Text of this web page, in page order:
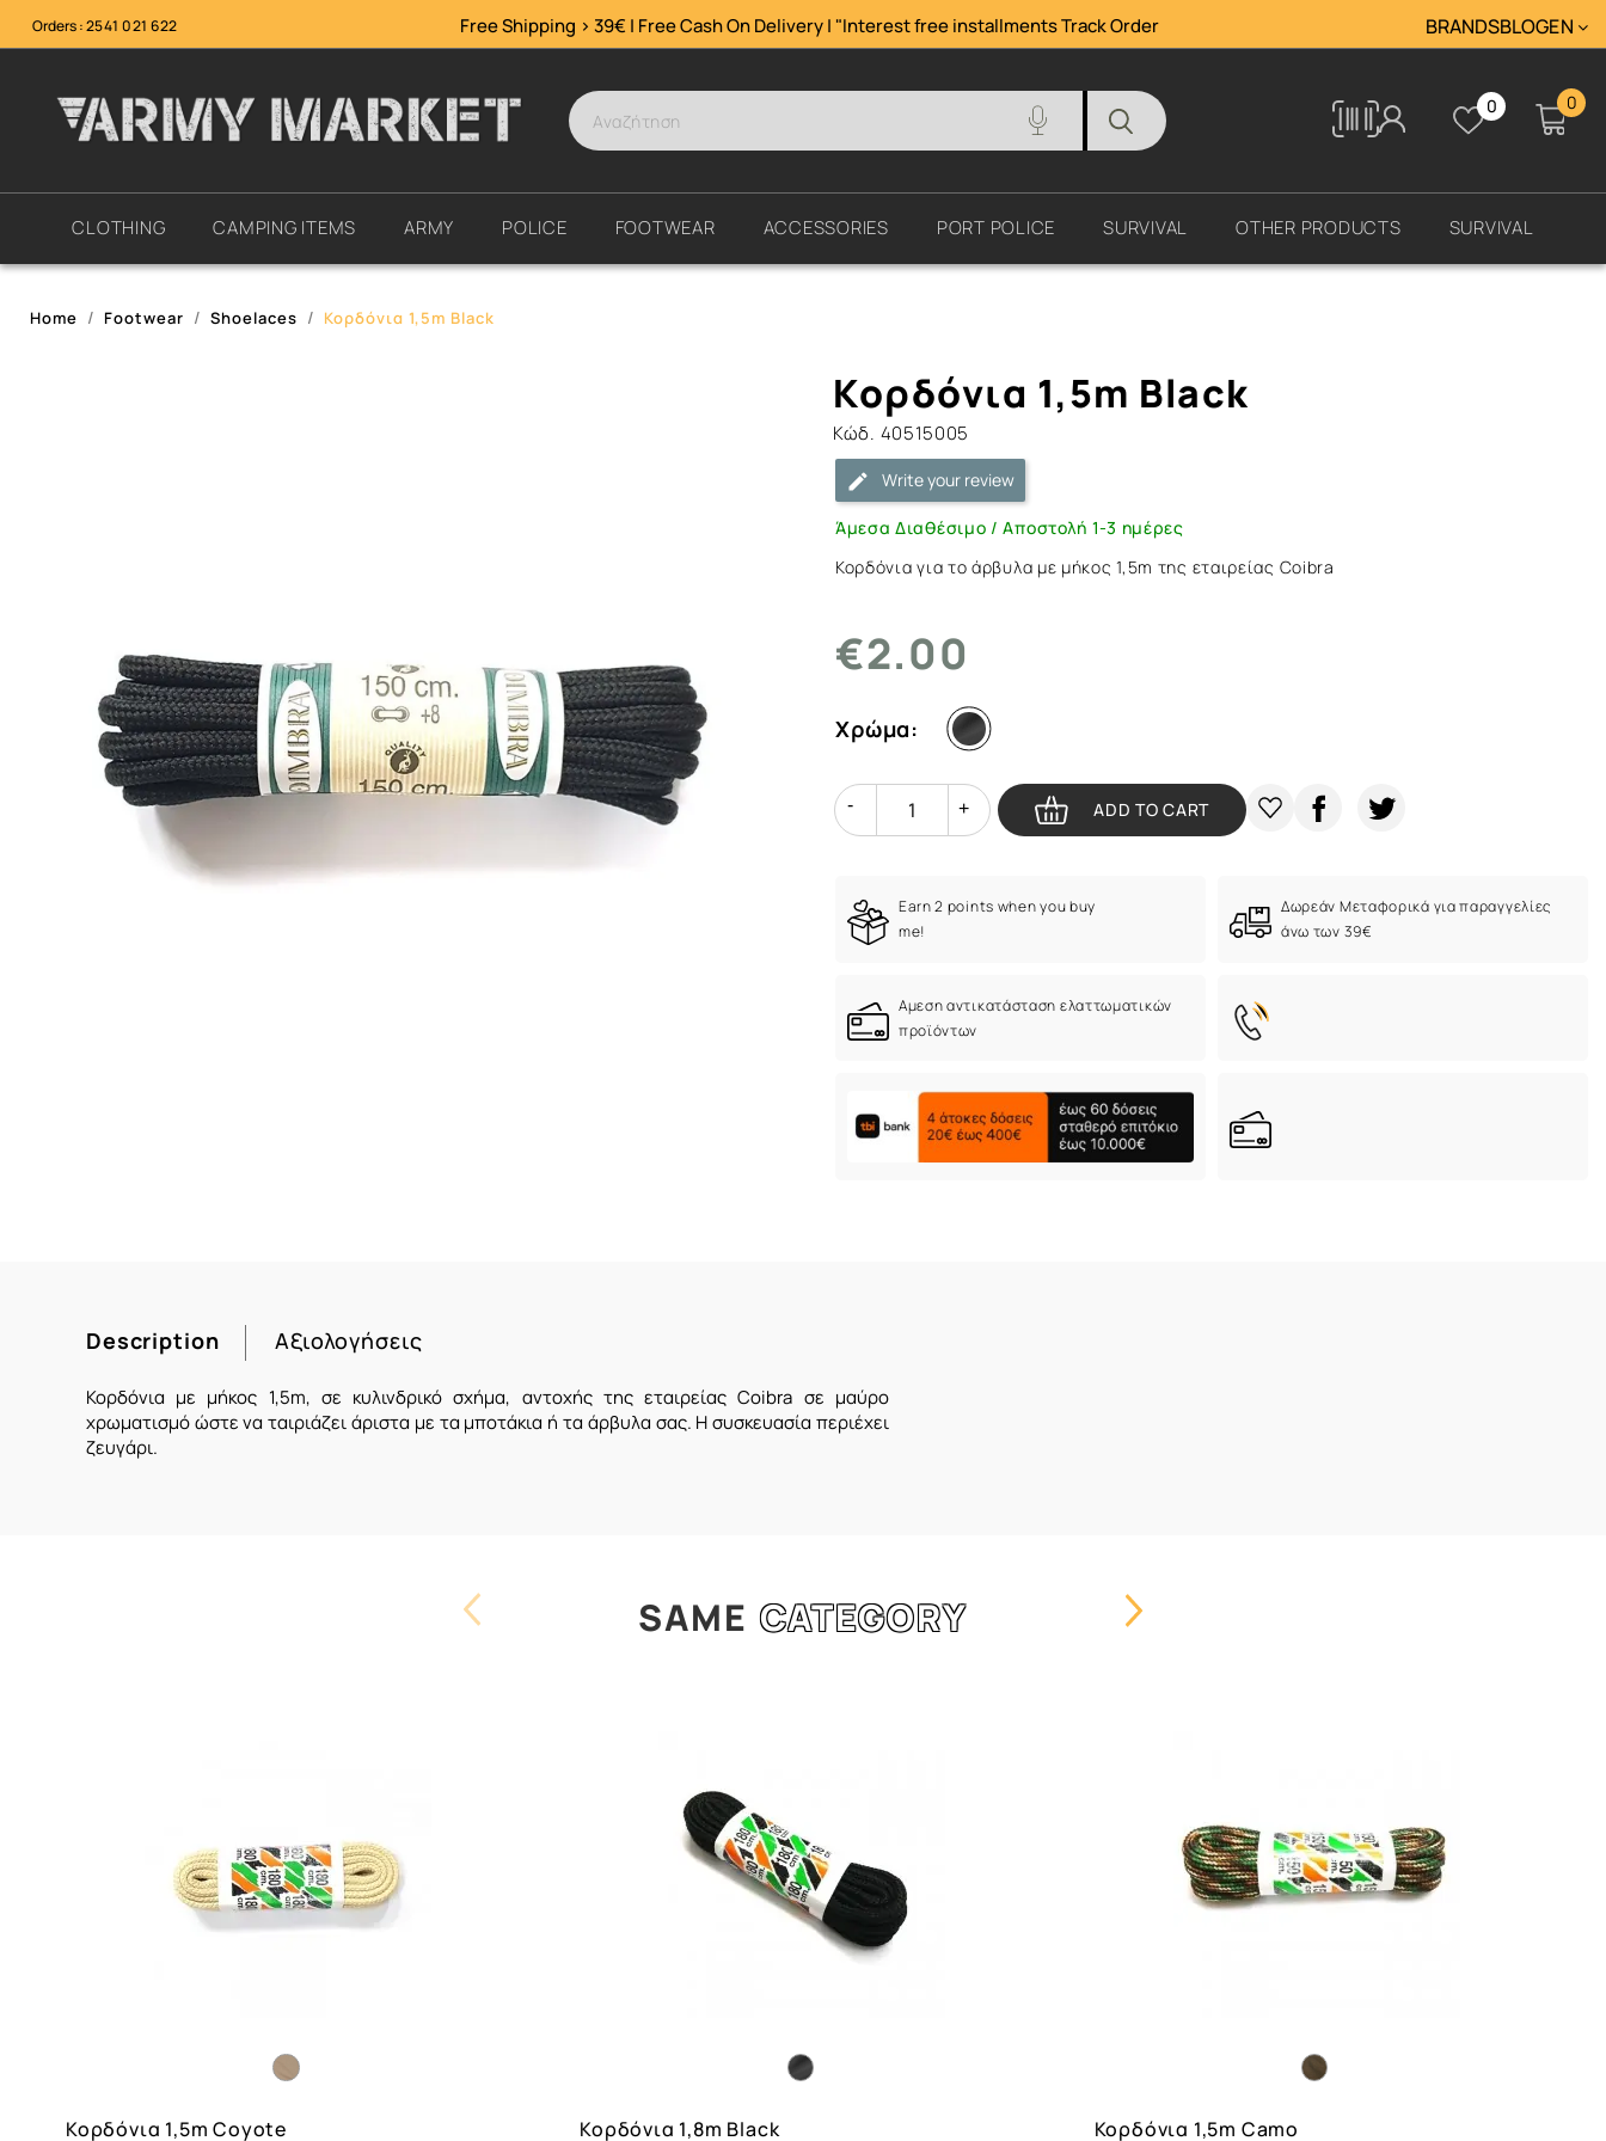
Orders :2541 021 622 Free Shipping > 39€ | Free Cash On Delivery | "Interest free installmentsTrack Order BRANDSBLOGΕΝ
Tracking 0 0
CLOTHING CAMPING ITEMS ARMY POLICE FOOTWEAR ACCESSORIES PORT POLICE SURVIVAL OTHER PRODUCTS SURVIVAL
Home Footwear Shoelaces Κορδόνια 1,5m Black
Κορδόνια
1,5m
Black
|
ArmyMarket.gr
Κορδόνια 1,5m Black
Κώδ. 40515005
Write your review
Άμεσα Διαθέσιμο / Αποστολή 1-3 ημέρες
Κορδόνια για το άρβυλα με μήκος 1,5m της εταιρείας Coibra
€2.00
Χρώμα:
Quantity
Quantity ADD TO CART
Earn 2 points when you buy
me!
Δωρεάν Μεταφορικά για παραγγελίες
άνω των 39€
Αμεση αντικατάσταση ελαττωματικών
προϊόντων
Description Αξιολογήσεις
Κορδόνια με μήκος 1,5m, σε κυλινδρικό σχήμα, αντοχής της εταιρείας Coibra σε μαύρο
χρωματισμό ώστε να ταιριάζει άριστα με τα μποτάκια ή τα άρβυλα σας. Η συσκευασία περιέχει
ζευγάρι.
SAME CATEGORY
Κορδόνια 1,5m Coyote Κορδόνια 1,8m Black Κορδόνια 1,5m Camo